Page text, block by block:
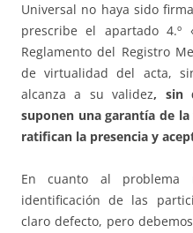
Universal no haya sido
prescribe el apartado
Reglamento del Registro
de virtualidad del acta,
alcanza a su validez, sin
suponen una garantía de
ratifican la presencia y
En cuanto al problema
identificación de las
claro defecto, pero